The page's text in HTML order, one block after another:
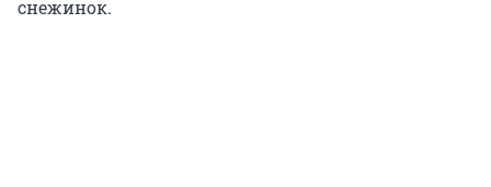
снежинок.